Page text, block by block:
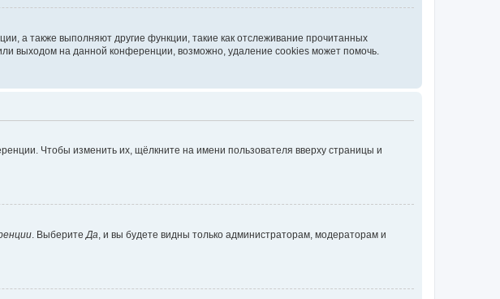
а также выполняют другие функции, такие как отслеживание прочитанных
выходом на данной конференции, возможно, удаление cookies может помочь.
Чтобы изменить их, щёлкните на имени пользователя вверху страницы и
. Выберите Да , и вы будете видны только администраторам, модераторам и